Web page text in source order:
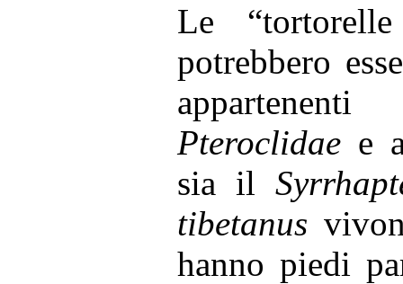
Le
potrebbero
Pteroclidaee
sia il
tibetanus
hanno piedi